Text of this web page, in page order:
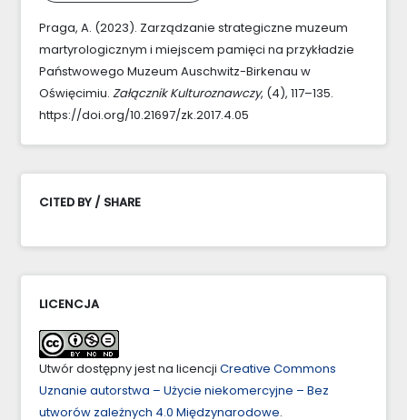
Praga, A. (2023). Zarządzanie strategiczne muzeum
martyrologicznym i miejscem pamięci na przykładzie
Państwowego Muzeum Auschwitz-Birkenau w
Oświęcimiu. Załącznik Kulturoznawczy, (4), 117–135.
https://doi.org/10.21697/zk.2017.4.05
CITED BY / SHARE
LICENCJA
Utwór dostępny jest na licencji Creative Commons
Uznanie autorstwa – Użycie niekomercyjne – Bez
utworów zależnych 4.0 Międzynarodowe.